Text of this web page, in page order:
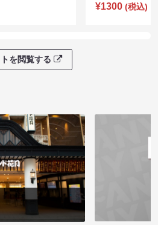
¥1300 (税込)
を閲覧する